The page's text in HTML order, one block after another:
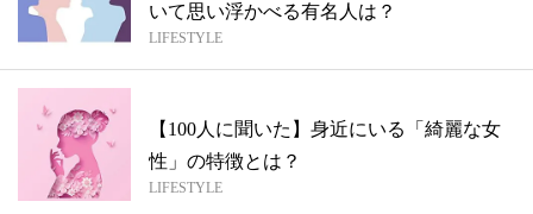
いて思い浮かべる有名人は？
LIFESTYLE
【100人に聞いた】身近にいる「綺麗な女
性」の特徴とは？
LIFESTYLE